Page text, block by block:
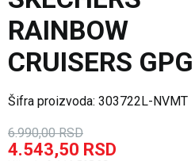
RAINBOW
CRUISERS GPG
Šifra proizvoda: 303722L-NVMT
6.990,00 RSD
4.543,50 RSD